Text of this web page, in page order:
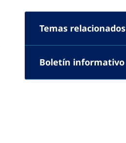
Temas relacionados
Boletín informativo